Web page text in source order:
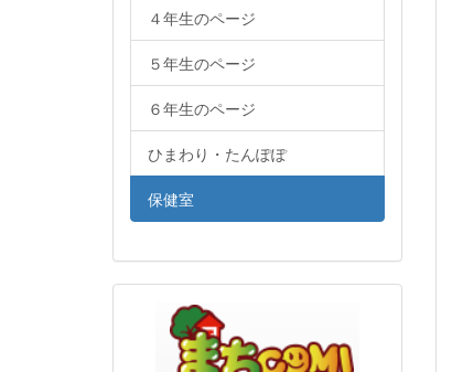
４年生のページ
５年生のページ
６年生のページ
ひまわり・たんぽぽ
保健室